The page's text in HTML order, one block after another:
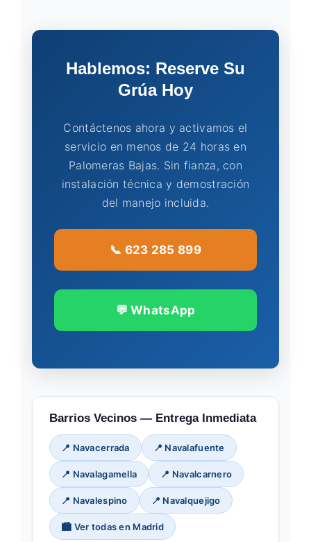
Hablemos: Reserve Su
Grúa Hoy
Contáctenos ahora y activamos el
servicio en menos de 24 horas en
Palomeras Bajas. Sin fianza, con
instalación técnica y demostración
del manejo incluida.
📞 623 285 899
💬 WhatsApp
Barrios Vecinos — Entrega Inmediata
📍 Navacerrada 📍 Navalafuente
📍 Navalagamella 📍 Navalcarnero
📍 Navalespino 📍 Navalquejigo
🏙️ Ver todas en Madrid